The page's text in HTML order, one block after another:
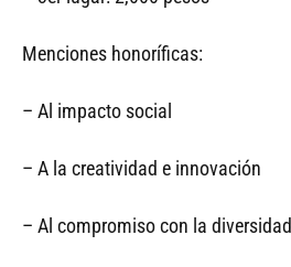
Menciones honoríficas:
– Al impacto social
– A la creatividad e innovación
– Al compromiso con la diversidad